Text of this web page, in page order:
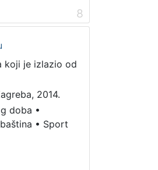
8
koji je izlazio od
2014.
doba •
• Sport